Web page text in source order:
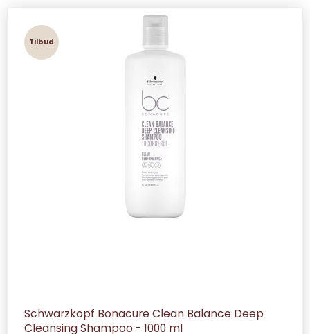
Tilbud
Schwarzkopf Bonacure Clean Balance Deep
Cleansing Shampoo - 1000 ml